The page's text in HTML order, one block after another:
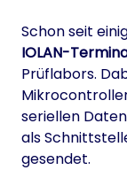
Schon seit
IOLAN-
Prüflabors.
seriellen
als
gesendet.